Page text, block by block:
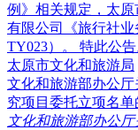
例》相关规定，太
有限公司《旅行社
TY023）。 特此公
太原市文化和旅游局
文化和旅游部办公
究项目委托立项名单
文化和旅游部办公